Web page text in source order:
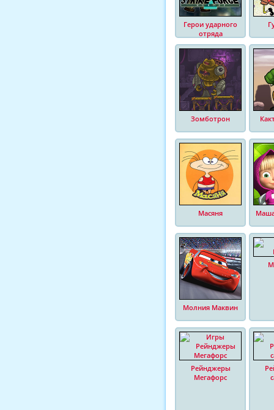
Герои ударного
отряда
Зомботрон
Масяня
Молния Маквин
Рейнджеры
Мегафорс